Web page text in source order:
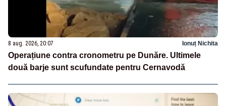
8 aug. 2026, 20:07 Ionuț Nichita
Operațiune contra cronometru pe Dunăre. Ultimele
două barje sunt scufundate pentru Cernavodă